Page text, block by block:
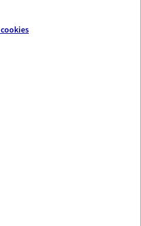
cookies